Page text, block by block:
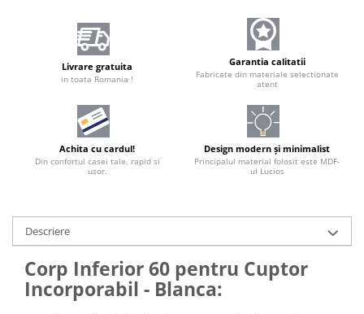
Livrare gratuita
in toata Romania !
Garantia calitatii
Fabricate din materiale selectionate
atent
Achita cu cardul!
Din confortul casei tale, rapid si
usor.
Design modern și minimalist
Principalul material folosit este MDF-
ul Lucios
Descriere
Corp Inferior 60 pentru Cuptor
Incorporabil - Blanca: